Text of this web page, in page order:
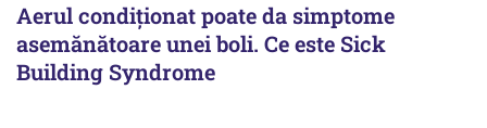
Aerul condiționat poate da simptome
asemănătoare unei boli. Ce este Sick
Building Syndrome